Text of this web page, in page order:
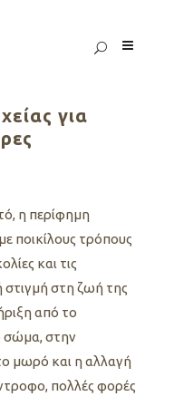
για
η περίφημη
ποικίλους τρόπους
και τις
στιγμή στη ζωή της
από το
σώμα, στην
μωρό και η αλλαγή
πολλές φορές